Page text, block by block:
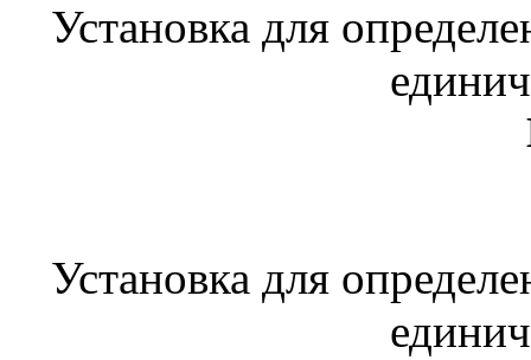
Установка для
Установка для